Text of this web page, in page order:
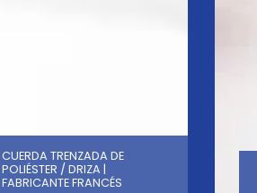
CUERDA TRENZADA DE
POLIÉSTER / DRIZA |
FABRICANTE FRANCÉS